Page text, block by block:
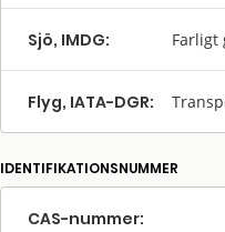
Sjö, IMDG: Farligt
Flyg, IATA-DGR:
IDENTIFIKATIONSNUMMER
CAS-nummer: